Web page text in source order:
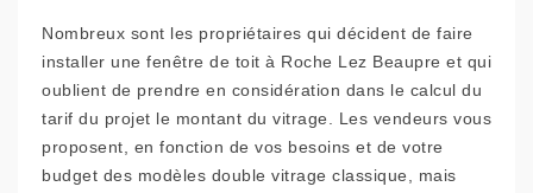
Nombreux sont les propriétaires qui décident de faire
installer une fenêtre de toit à Roche Lez Beaupre et qui
oublient de prendre en considération dans le calcul du
tarif du projet le montant du vitrage. Les vendeurs vous
proposent, en fonction de vos besoins et de votre
budget des modèles double vitrage classique, mais